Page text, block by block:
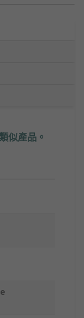
似產品。